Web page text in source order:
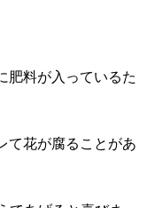
肥料が入っているた
て花が腐ることがあ